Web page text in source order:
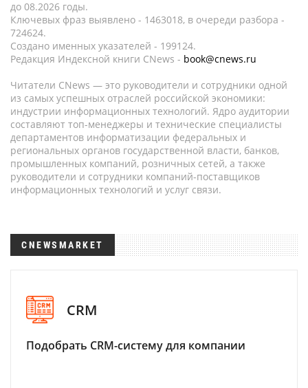
до 08.2026 годы.
Ключевых фраз выявлено - 1463018, в очереди разбора -
724624.
Создано именных указателей - 199124.
Редакция Индексной книги CNews - book@cnews.ru
Читатели CNews — это руководители и сотрудники одной
из самых успешных отраслей российской экономики:
индустрии информационных технологий. Ядро аудитории
составляют топ-менеджеры и технические специалисты
департаментов информатизации федеральных и
региональных органов государственной власти, банков,
промышленных компаний, розничных сетей, а также
руководители и сотрудники компаний-поставщиков
информационных технологий и услуг связи.
CNEWSMARKET
CRM
Подобрать CRM-систему для компании